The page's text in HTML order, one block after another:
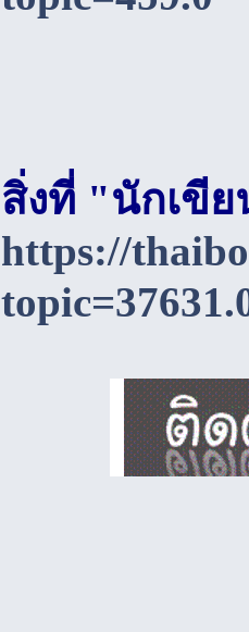
สิ่งที่ "นักเขี
https://